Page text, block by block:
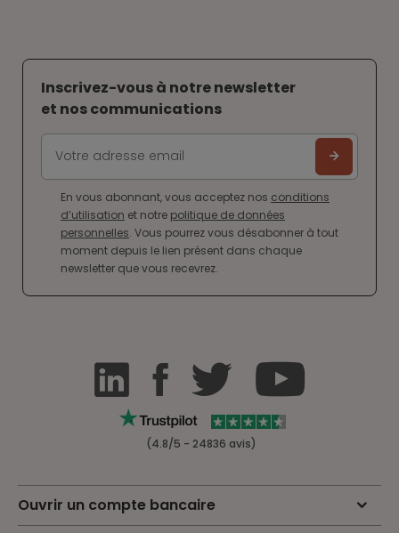
Inscrivez-vous à notre newsletter
et nos communications
En vous abonnant, vous acceptez nos conditions
d’utilisation et notre politique de données
personnelles. Vous pourrez vous désabonner à tout
moment depuis le lien présent dans chaque
newsletter que vous recevrez.
(4.8/5 - 24836 avis)
Ouvrir un compte bancaire